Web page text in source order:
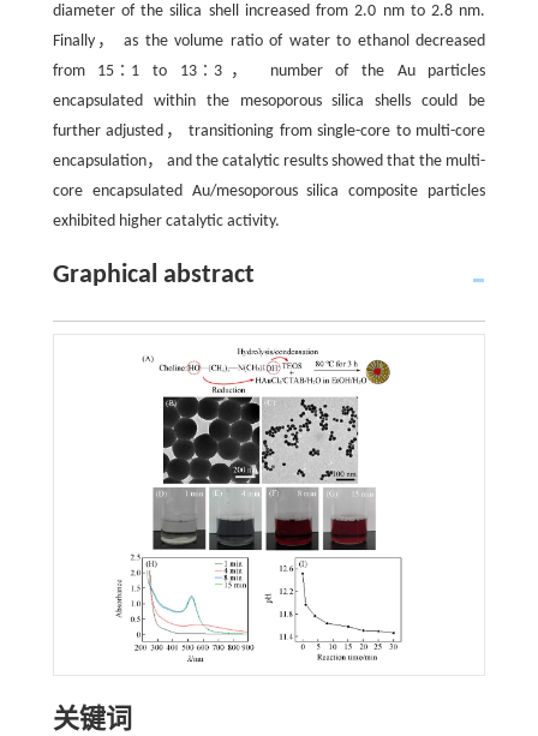
diameter of the silica shell increased from 2.0 nm to 2.8 nm.
Finally， as the volume ratio of water to ethanol decreased
from 15∶1 to 13∶3， number of the Au particles
encapsulated within the mesoporous silica shells could be
further adjusted， transitioning from single-core to multi-core
encapsulation， and the catalytic results showed that the multi-
core encapsulated Au/mesoporous silica composite particles
exhibited higher catalytic activity.
Graphical abstract
关键词